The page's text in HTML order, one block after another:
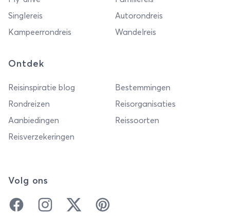
Singlereis
Autorondreis
Kampeerrondreis
Wandelreis
Ontdek
Reisinspiratie blog
Bestemmingen
Rondreizen
Reisorganisaties
Aanbiedingen
Reissoorten
Reisverzekeringen
Volg ons
FacebookInstagramTwitter Pinterest